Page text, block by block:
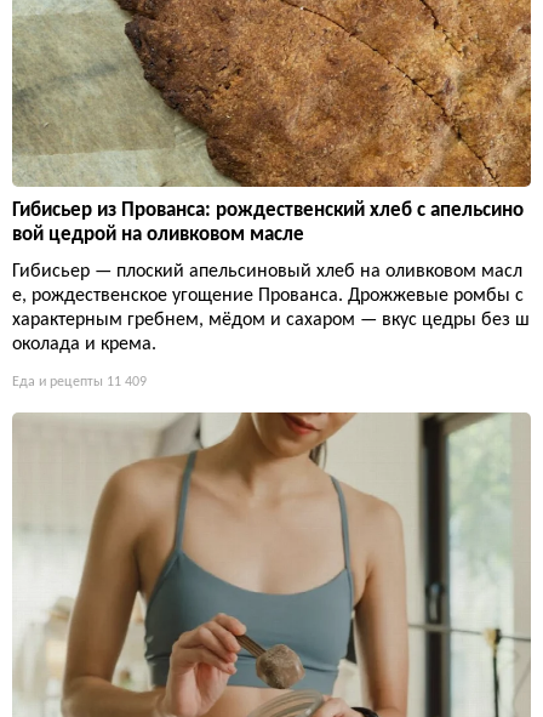
Гибисьер из Прованса: рождественский хлеб с апельсино
вой цедрой на оливковом масле
Гибисьер — плоский апельсиновый хлеб на оливковом масл
е, рождественское угощение Прованса. Дрожжевые ромбы с
характерным гребнем, мёдом и сахаром — вкус цедры без ш
околада и крема.
Еда и рецепты 11 409